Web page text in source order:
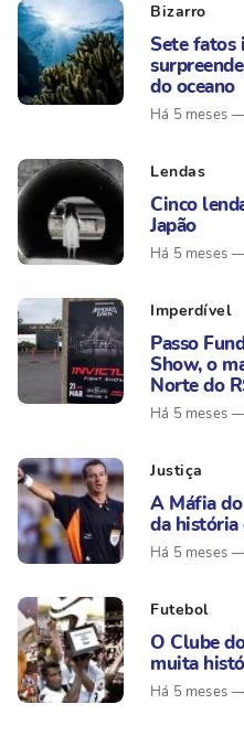
Bizarro
Sete fatos
do oceano
Há 5 meses
Lendas
Cinco
Japão
Há 5 meses
Imperdível
Passo
Show, o
Norte do
Há 5 meses
Justiça
A Máfia
da
Há 5 meses
Futebol
O Clube
muita
Há 5 meses